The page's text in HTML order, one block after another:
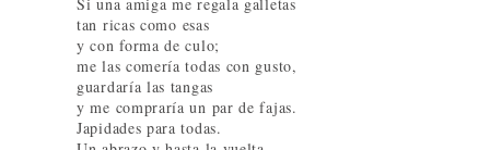
tan ricas como esas
y con forma de culo;
me las comería todas con gusto,
guardaría las tangas
y me compraría un par de fajas.
Japidades para todas.